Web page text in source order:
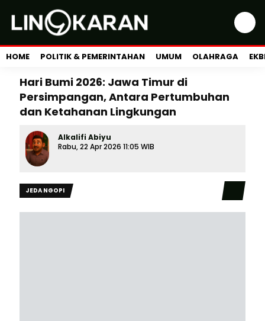
HOME POLITIK & PEMERINTAHAN UMUM OLAHRAGA
Hari Bumi 2026: Jawa Timur di
Persimpangan, Antara Pertumbuhan
dan Ketahanan Lingkungan
Alkalifi Abiyu
Rabu, 22 Apr 2026 11:05 WIB
JEDA NGOPI